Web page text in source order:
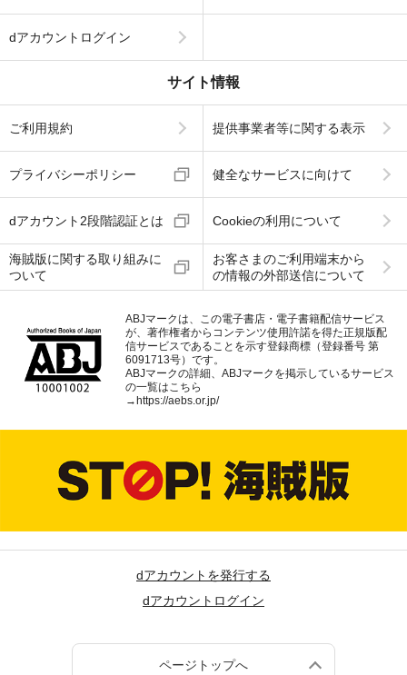
dアカウントログイン
サイト情報
ご利用規約 提供事業者等に関する表示
プライバシーポリシー 健全なサービスに向けて
dアカウント2段階認証とは Cookieの利用について
海賊版に関する取り組みに
ついて
お客さまのご利用端末から
の情報の外部送信について
ABJマークは、この電子書店・電子書籍配信サービス
が、著作権者からコンテンツ使用許諾を得た正規版配
信サービスであることを示す登録商標（登録番号 第
6091713号）です。
ABJマークの詳細、ABJマークを掲示しているサービス
の一覧はこちら
→ https://aebs.or.jp/
dアカウントを発行する
dアカウントログイン
ページトップへ